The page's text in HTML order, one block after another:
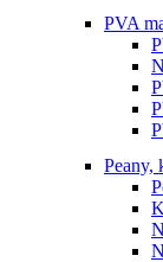
PVA
Peany,